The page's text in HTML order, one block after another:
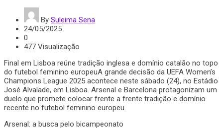
By Suleima Sena
24/05/2025
0
477 Visualização
Final em Lisboa reúne tradição inglesa e domínio catalão no topo
do futebol feminino europeuA grande decisão da UEFA Women’s
Champions League 2025 acontece neste sábado (24), no Estádio
José Alvalade, em Lisboa. Arsenal e Barcelona protagonizam um
duelo que promete colocar frente a frente tradição e domínio
recente no futebol feminino europeu.
Arsenal: a busca pelo bicampeonato